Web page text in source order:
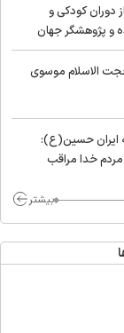
کودکی و
و پژوهشگر جهان
الاسلام موسوی
ایران حسین(ع):
خدا مراقب
بیشتر